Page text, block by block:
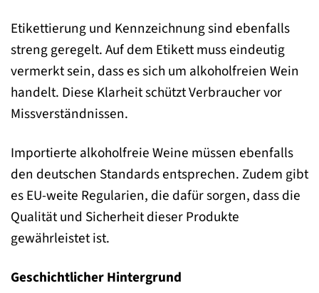
Etikettierung und Kennzeichnung sind ebenfalls
streng geregelt. Auf dem Etikett muss eindeutig
vermerkt sein, dass es sich um alkoholfreien Wein
handelt. Diese Klarheit schützt Verbraucher vor
Missverständnissen.
Importierte alkoholfreie Weine müssen ebenfalls
den deutschen Standards entsprechen. Zudem gibt
es EU-weite Regularien, die dafür sorgen, dass die
Qualität und Sicherheit dieser Produkte
gewährleistet ist.
Geschichtlicher Hintergrund